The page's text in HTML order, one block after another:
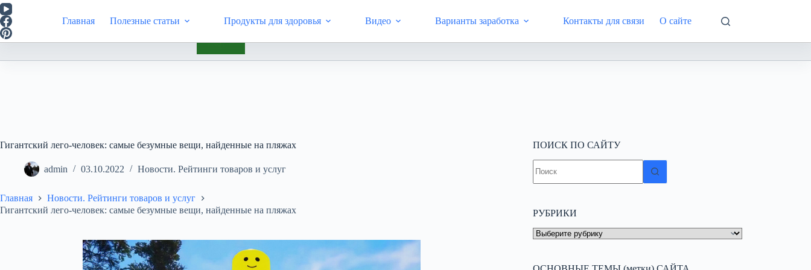
Перейти
к
сути
Главная Полезные статьи Продукты для здоровья Видео Варианты заработка Контакты для связи О сайте
Гигантский лего-человек: самые безумные вещи, найденные на пляжах
admin 03.10.2022 Новости. Рейтинги товаров и услуг
Главная
Новости. Рейтинги товаров и услуг
Гигантский лего-человек: самые безумные вещи, найденные на пляжах
ПОИСК ПО САЙТУ
не
найдено
РУБРИКИ
РУБРИКИ